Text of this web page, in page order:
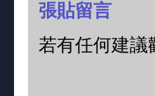
張貼留言
若有任何建議